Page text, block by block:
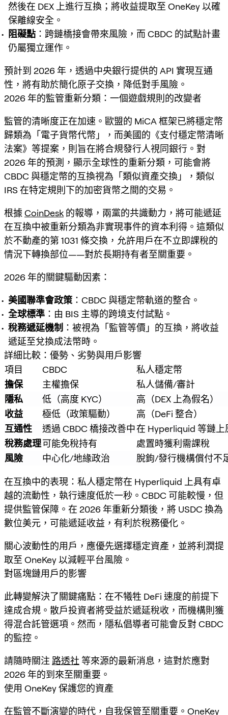
然後在 DEX 上進行互換；將收益提取至 OneKey 以確
保離線安全。
阻礙點 ：跨鏈橋接會帶來風險，而 CBDC 的試點計畫
仍屬獨立運作。
預計到 2026 年，透過中央銀行提供的 API 實現互通
性，將有助於簡化原子交換，降低對手風險。
2026 年的監管重新分類：一個遊戲規則的改變者
監管的清晰度正在加速。歐盟的 MiCA 框架已將穩定幣
歸類為「電子貨幣代幣」，而美國的《支付穩定幣清晰
法案》等提案，則旨在將合規發行人視同銀行。對
2026 年的預測，顯示全球性的重新分類，可能會將
CBDC 與穩定幣的互換視為「類似資產交換」，類似
IRS 在特定規則下的加密貨幣之間的交易。
根據 CoinDesk 的報導，兩黨的共識動力，將可能遞延
在互換中被重新分類為非實現事件的資本利得。這類似
於不動產的第 1031 條交換，允許用戶在不立即課稅的
情況下轉換部位——對於長期持有者至關重要。
2026 年的關鍵驅動因素：
美國聯準會政策 ：CBDC 與穩定幣軌道的整合。
全球標準 ：由 BIS 主導的跨境支付試點。
稅務遞延機制 ：被視為「監管等價」的互換，將收益
遞延至兌換成法幣時。
詳細比較：優勢、劣勢與用戶影響
項目
CBDC
私人穩定幣
擔保
主權擔保
私人儲備/審計
隱私
低（高度 KYC）
高（DEX 上為假名）
收益
極低（政策驅動）
高（DeFi 整合）
互通性
透過 CBDC 橋接改善中在 Hyperliquid 等鏈上
稅務處理可能免稅持有
處置時獲利需課稅
風險
中心化/地緣政治 脫鉤/發行機構償付不
在互換中的表現 ：私人穩定幣在 Hyperliquid 上具有卓
越的流動性，執行速度低於一秒。CBDC 可能較慢，但
提供監管保障。在 2026 年重新分類後，將 USDC 換為
數位美元，可能遞延收益，有利於稅務優化。
關心波動性的用戶，應優先選擇穩定資產，並將利潤提
取至 OneKey 以減輕平台風險。
對區塊鏈用戶的影響
此轉變解決了關鍵痛點：在不犧牲 DeFi 速度的前提下
達成合規。散戶投資者將受益於遞延稅收，而機構則獲
得混合託管選項。然而，隱私倡導者可能會反對 CBDC
的監控。
請隨時關注 路透社 等來源的最新消息，這對於應對
2026 年的到來至關重要。
使用 OneKey 保護您的資產
在監管不斷演變的時代，自我保管至關重要。OneKey